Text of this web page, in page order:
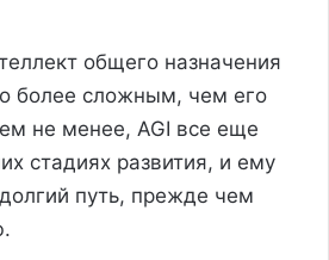
общего назначения
более сложным, чем его
не менее, AGI все еще
стадиях развития, и ему
путь, прежде чем